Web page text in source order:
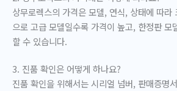
상무로렉스의 가격은 모델, 연식, 상태에 따라
으로 고급 모델일수록 가격이 높고, 한정판 모
할 수 있습니다.
3. 진품 확인은 어떻게 하나요?
진품 확인을 위해서는 시리얼 넘버, 판매증명